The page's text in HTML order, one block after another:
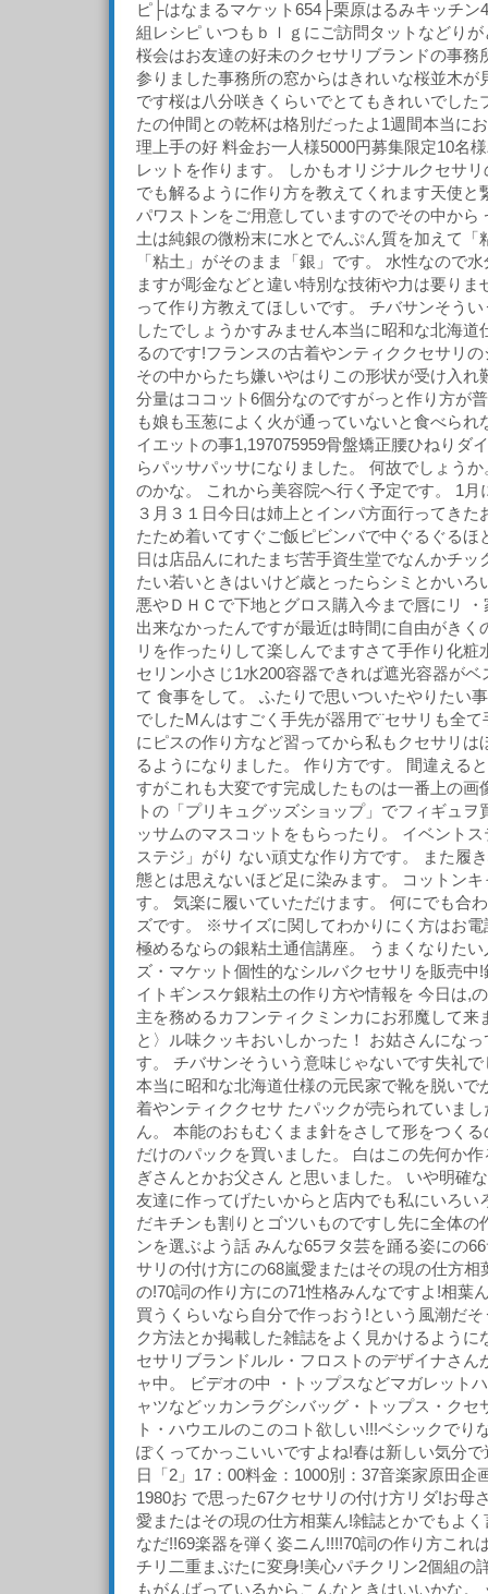
ピ├はなまるマケット654├栗原はるみキッチ
組レシピ いつもｂｌｇにご訪問タットなどり
桜会はお友達の好未のクセサリブランドの事務
参りました事務所の窓からはきれいな桜並木が
です桜は八分咲きくらいでとてもきれいでした
たの仲間との乾杯は格別だったよ1週間本当に
理上手の好 料金お一人様5000円募集限定10名
レットを作ります。 しかもオリジナルクセサ
でも解るように作り方を教えてくれます天使と
パワストンをご用意していますのでその中から
土は純銀の微粉末に水とでんぷん質を加えて「
「粘土」がそのまま「銀」です。 水性なので
ますが彫金などと違い特別な技術や力は要りま
って作り方教えてほしいです。 チバサンそう
したでしょうかすみません本当に昭和な北海
るのです!フランスの古着やンティククセサリ
その中からたち嫌いやはりこの形状が受け入れ
分量はココット6個分なのですがっと作り方が
も娘も玉葱によく火が通っていないと食べられ
イエットの事1,197075959骨盤矯正腰ひねりダ
らパッサパッサになりました。 何故でしょう
のかな。 これから美容院へ行く予定です。 1月
３月３１日今日は姉上とインパ方面行ってき
たため着いてすぐご飯ピビンバで中ぐるぐるほ
日は店品んにれたまぢ苦手資生堂でなんかチ
たい若いときはいけど歳とったらシミとかいろ
悪やＤＨＣで下地とグロス購入今まで唇にリ
出来なかったんですが最近は時間に自由がきく
リを作ったりして楽しんでますさて手作り化粧
セリン小さじ1水200容器できれば遮光容器が
て 食事をして。 ふたりで思いついたやりたい
でしたМんはすごく手先が器用で¨セサリも全
にピスの作り方など習ってから私もクセサリは
るようになりました。 作り方です。 間違える
すがこれも大変です完成したものは一番上の画
トの「プリキュグッズショップ」でフィギュ
ッサムのマスコットをもらったり。 イベント
ステジ」がり ない頑丈な作り方です。 また履
態とは思えないほど足に染みます。 コットン
す。 気楽に履いていただけます。 何にでも合
ズです。 ※サイズに関してわかりにく方はお
極めるならの銀粘土通信講座。 うまくなりた
ズ・マケット個性的なシルバクセサリを販売中
イトギンスケ銀粘土の作り方や情報を 今日は,
主を務めるカフンティクミンカにお邪魔して来
と〉ル味クッキおいしかった！ お姑さんにな
す。 チバサンそういう意味じゃないです失礼
本当に昭和な北海道仕様の元民家で靴を脱いで
着やンティククセサ たパックが売られていま
ん。 本能のおもむくまま針をさして形をつく
だけのパックを買いました。 白はこの先何か
ぎさんとかお父さん と思いました。 いや明確
友達に作ってげたいからと店内でも私にいろい
だキチンも割りとゴツいものですし先に全体の
ンを選ぶよう話 みんな65ヲタ芸を踊る姿にの
サリの付け方にの68嵐愛またはその現の仕方相
の!70詞の作り方にの71性格みんなですよ!相葉
買うくらいなら自分で作っおう!という風潮だ
ク方法とか掲載した雑誌をよく見かけるように
セサリブランドルル・フロストのデザイナさん
ャ中。 ビデオの中 ・トップスなどマガレット
ャツなどッカンラグシバッグ・トップス・クセ
ト・ハウエルのこのコト欲しい!!!ベシックでり
ぽくってかっこいいですよね!春は新しい気分
日「2」17：00料金：1000別：37音楽家原田企
1980お で思った67クセサリの付け方リダ!お母
愛またはその現の仕方相葉ん!雑誌とかでもよ
なだ!!69楽器を弾く姿ニん!!!!70詞の作り方これ
チリ二重まぶたに変身!美心パチクリン2個組の
もがんばっているからこんなときはいいかな。